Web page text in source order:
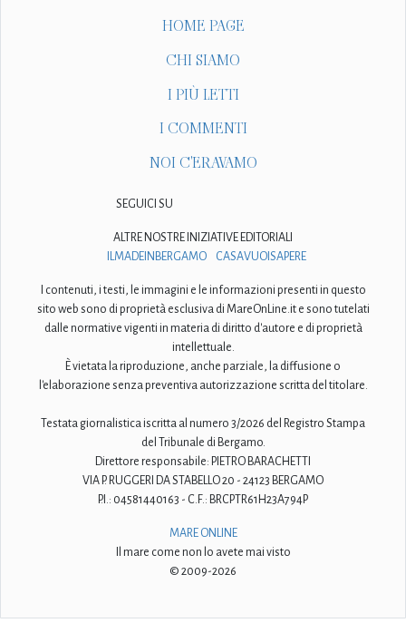
HOME PAGE
CHI SIAMO
I PIÙ LETTI
I COMMENTI
NOI C'ERAVAMO
SEGUICI SU
ALTRE NOSTRE INIZIATIVE EDITORIALI
ILMADEINBERGAMO
CASAVUOISAPERE
I contenuti, i testi, le immagini e le informazioni presenti in questo
sito web sono di proprietà esclusiva di MareOnLine.it e sono tutelati
dalle normative vigenti in materia di diritto d'autore e di proprietà
intellettuale.
È vietata la riproduzione, anche parziale, la diffusione o
l'elaborazione senza preventiva autorizzazione scritta del titolare.
Testata giornalistica iscritta al numero 3/2026 del Registro Stampa
del Tribunale di Bergamo.
Direttore responsabile: PIETRO BARACHETTI
VIA P. RUGGERI DA STABELLO 20 - 24123 BERGAMO
P.I.: 04581440163 - C.F.: BRCPTR61H23A794P
MARE ONLINE
Il mare come non lo avete mai visto
© 2009-2026